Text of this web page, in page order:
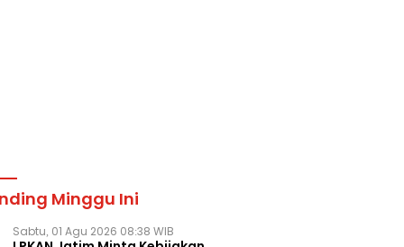
Minggu Ini
Sabtu, 01 Agu 2026 08:38 WIB